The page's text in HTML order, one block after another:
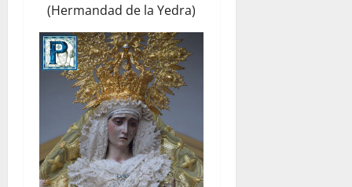
(Hermandad de la Yedra)